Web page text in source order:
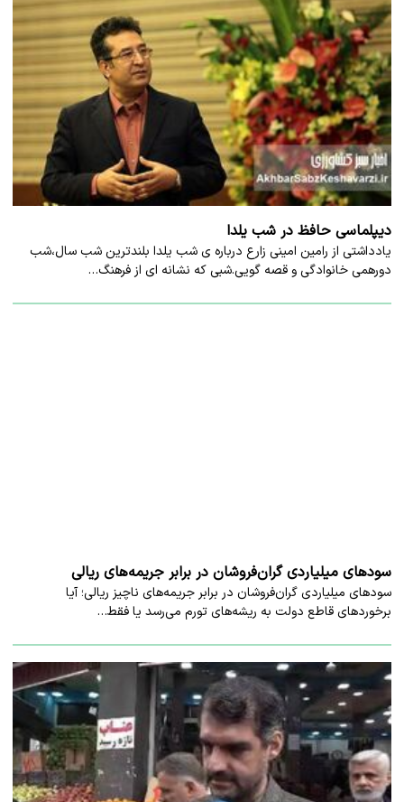
دیپلماسی حافظ در شب یلدا
یادداشتی از رامین امینی زارع درباره ی شب یلدا بلندترین شب سال،شب
دورهمی خانوادگی و قصه گویی.شبی که نشانه ای از فرهنگ…
سودهای میلیاردی گران‌فروشان در برابر جریمه‌های ریالی
سودهای میلیاردی گران‌فروشان در برابر جریمه‌های ناچیز ریالی؛ آیا
برخوردهای قاطع دولت به ریشه‌های تورم می‌رسد یا فقط…